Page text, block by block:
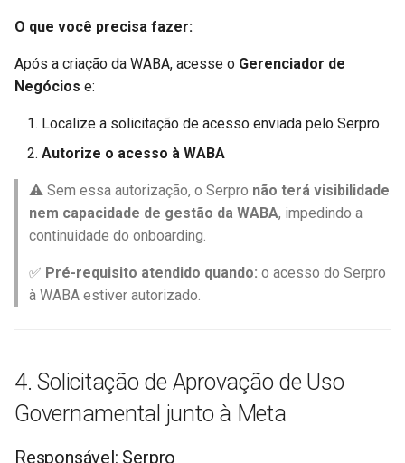
O que você precisa fazer:
Após a criação da WABA, acesse o Gerenciador de
Negócios e:
Localize a solicitação de acesso enviada pelo Serpro
Autorize o acesso à WABA
⚠️ Sem essa autorização, o Serpro não terá visibilidade
nem capacidade de gestão da WABA, impedindo a
continuidade do onboarding.
✅ Pré-requisito atendido quando: o acesso do Serpro
à WABA estiver autorizado.
4. Solicitação de Aprovação de Uso
Governamental junto à Meta
Responsável: Serpro